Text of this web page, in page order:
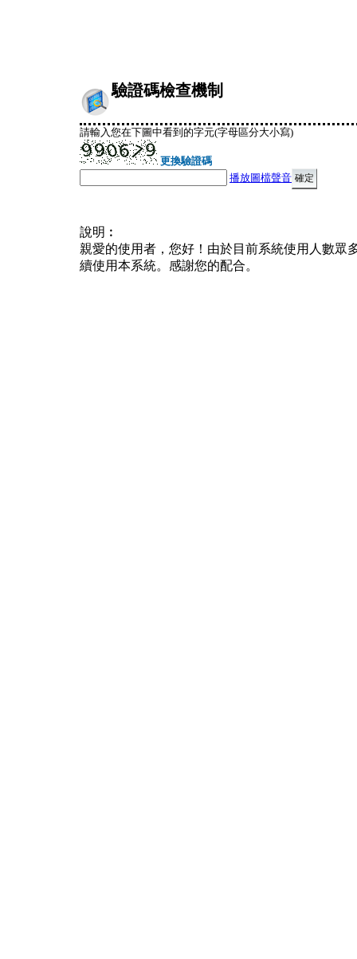
驗證碼檢查機制
請輸入您在下圖中看到的字元(字母區分大小寫)
更換驗證碼
播放圖檔聲音
說明︰
親愛的使用者，您好！由於目前系統使用人數眾
續使用本系統。感謝您的配合。